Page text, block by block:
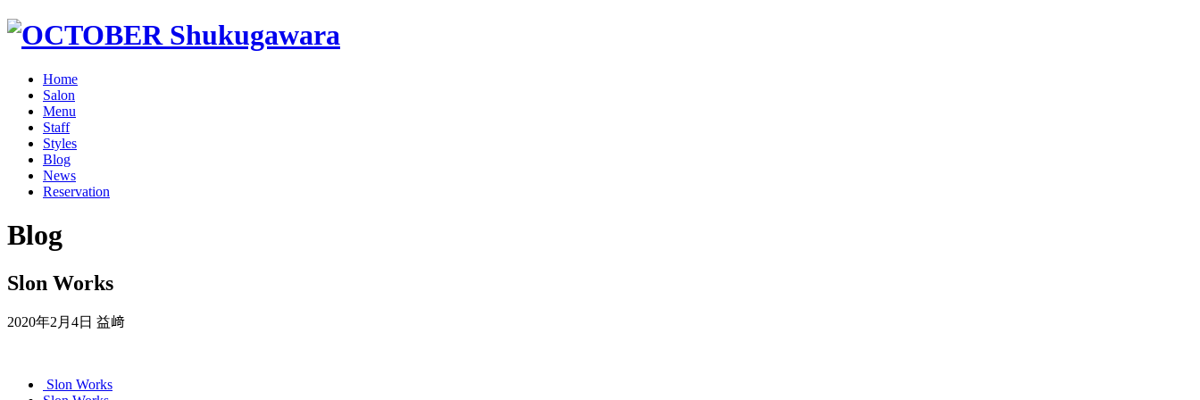
Home
Salon
Menu
Staff
Styles
Blog
News
Reservation
Blog
Slon Works
2020年2月4日 益﨑
Slon Works